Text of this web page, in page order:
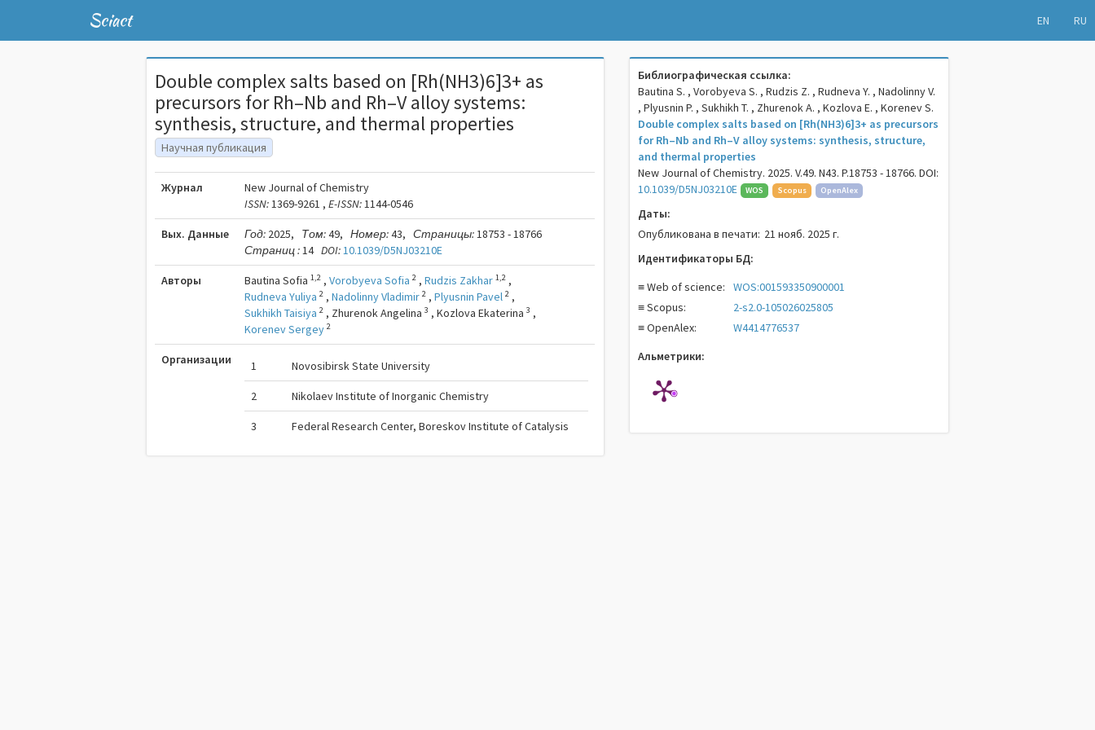
Sciact EN RU
Double complex salts based on [Rh(NH3)6]3+ as
precursors for Rh–Nb and Rh–V alloy systems:
synthesis, structure, and thermal properties
Научная публикация
Журнал
New Journal of Chemistry
ISSN:1369-9261 ,E-ISSN:1144-0546
Вых. Данные Год: 2025, Том:49, Номер:43, Страницы:18753 - 18766
Страниц :14 DOI:10.1039/D5NJ03210E
Авторы Bautina Sofia1,2 ,Vorobyeva Sofia 2 ,Rudzis Zakhar 1,2 ,
Rudneva Yuliya 2 ,Nadolinny Vladimir 2 ,Plyusnin Pavel 2 ,
Sukhikh Taisiya 2 , Zhurenok Angelina3 ,Kozlova Ekaterina3 ,
Korenev Sergey 2
Организации 1 Novosibirsk State University
2 Nikolaev Institute of Inorganic Chemistry
3 Federal Research Center, Boreskov Institute of Catalysis
Библиографическая ссылка:
Bautina S. , Vorobyeva S. , Rudzis Z. , Rudneva Y. , Nadolinny V.
, Plyusnin P. , Sukhikh T. , Zhurenok A. , Kozlova E. , Korenev S.
Double complex salts based on [Rh(NH3)6]3+ as precursors
for Rh–Nb and Rh–V alloy systems: synthesis, structure,
and thermal properties
New Journal of Chemistry. 2025. V.49. N43. P.18753 - 18766. DOI:
10.1039/D5NJ03210E
WOS Scopus OpenAlex
Даты:
Опубликована в печати: 21 нояб. 2025 г.
Идентификаторы БД:
≡ Web of science:
WOS:001593350900001
≡ Scopus:
2-s2.0-105026025805
≡ OpenAlex:
W4414776537
Альметрики: